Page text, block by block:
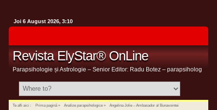
Joi 6 August 2026, 3:10
Revista ElyStar® OnLine
Parapsihologie și Astrologie – Senior Editor: Radu Botez – parapsiholog
Te afli aici : Prima pagină» Analize parapsihologice» Angelina Jolie – Ambasador al Bunavointei